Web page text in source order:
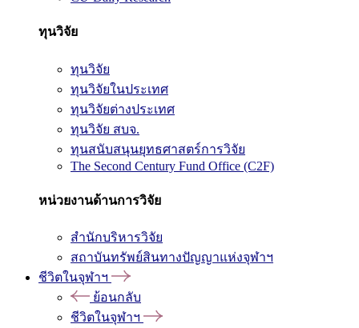
ทุนวิจัย
ทุนวิจัย
ทุนวิจัยในประเทศ
ทุนวิจัยต่างประเทศ
ทุนวิจัย สบจ.
ทุนสนับสนุนยุทธศาสตร์การวิจัย
The Second Century Fund Office (C2F)
หน่วยงานด้านการวิจัย
สำนักบริหารวิจัย
สถาบันทรัพย์สินทางปัญญาแห่งจุฬาฯ
ชีวิตในจุฬาฯ
ย้อนกลับ
ชีวิตในจุฬาฯ